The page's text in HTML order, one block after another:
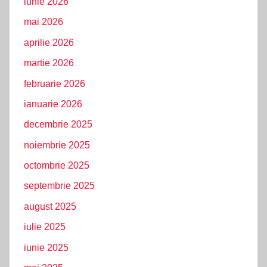
mai 2026
aprilie 2026
martie 2026
februarie 2026
ianuarie 2026
decembrie 2025
noiembrie 2025
octombrie 2025
septembrie 2025
august 2025
iulie 2025
iunie 2025